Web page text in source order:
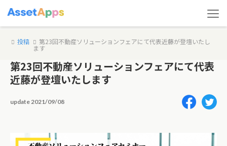
投稿 第23回不動産ソリューションフェアにて代表近藤が登壇いたし
ます
第23回不動産ソリューションフェアにて代表
近藤が登壇いたします
2021/09/08